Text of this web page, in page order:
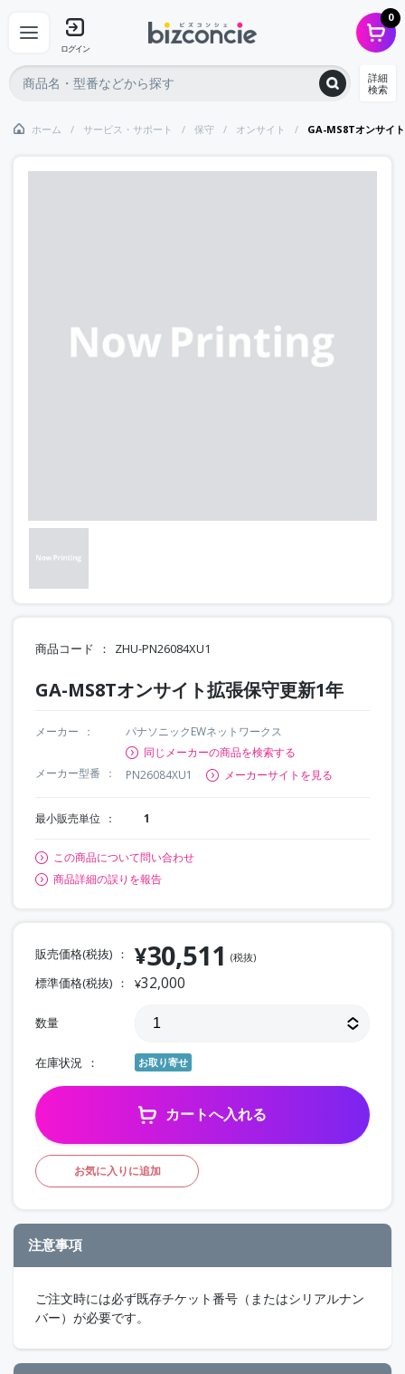
ログイン
0
詳細
検索
ホーム サービス・サポート 保守 オンサイト GA-MS8Tオンサイ
商品コード ZHU-PN26084XU1
GA-MS8Tオンサイト拡張保守更新1年
メーカー
パナソニックEWネットワークス
同じメーカーの商品を検索する
メーカー型番
PN26084XU1 メーカーサイトを見る
最小販売単位 1
この商品について問い合わせ
商品詳細の誤りを報告
販売価格(税抜) ¥30,511 (税抜)
標準価格(税抜) ¥32,000
数量
在庫状況 お取り寄せ
カートへ入れる
お気に入りに追加
注意事項
ご注文時には必ず既存チケット番号（またはシリアルナン
バー）が必要です。